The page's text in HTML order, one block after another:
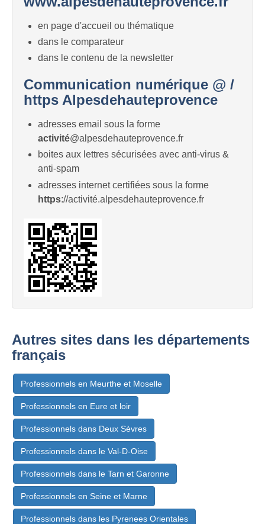
en page d'accueil ou thématique
dans le comparateur
dans le contenu de la newsletter
Communication numérique @ /
https Alpesdehauteprovence
adresses email sous la forme
activité@alpesdehauteprovence.fr
boites aux lettres sécurisées avec anti-virus &
anti-spam
adresses internet certifiées sous la forme
https://activité.alpesdehauteprovence.fr
Autres sites dans les départements
français
Professionnels en Meurthe et Moselle
Professionnels en Eure et loir
Professionnels dans Deux Sèvres
Professionnels dans le Val-D-Oise
Professionnels dans le Tarn et Garonne
Professionnels en Seine et Marne
Professionnels dans les Pyrenees Orientales